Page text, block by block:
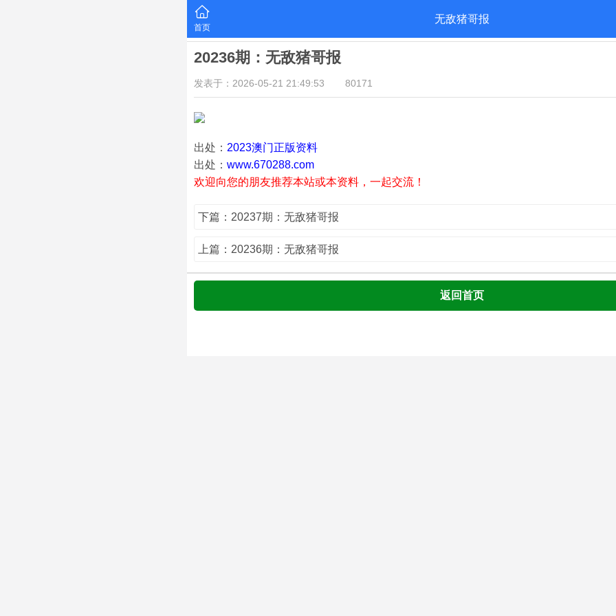
首页
无敌猪哥报
20236期：无敌猪哥报
发表于：2026-05-21 21:49:53 80171
出处： 2023澳门正版资料
出处： www.670288.com
欢迎向您的朋友推荐本站或本资料，一起交流！
下篇：20237期：无敌猪哥报
上篇：20236期：无敌猪哥报
返回首页